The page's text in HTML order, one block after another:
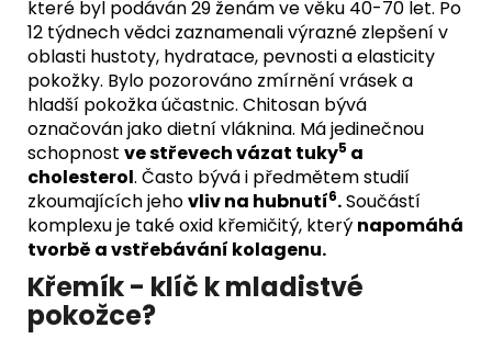
které byl podáván 29 ženám ve věku 40-70 let. Po
12 týdnech vědci zaznamenali výrazné zlepšení v
oblasti hustoty, hydratace, pevnosti a elasticity
pokožky. Bylo pozorováno zmírnění vrásek a
hladší pokožka účastnic. Chitosan bývá
označován jako dietní vláknina. Má jedinečnou
schopnost ve střevech vázat tuky5 a
cholesterol. Často bývá i předmětem studií
zkoumajících jehovliv na hubnutí6.Součástí
komplexu je také oxid křemičitý, který napomáhá
tvorbě a vstřebávání kolagenu.
Křemík - klíč k mladistvé
pokožce?